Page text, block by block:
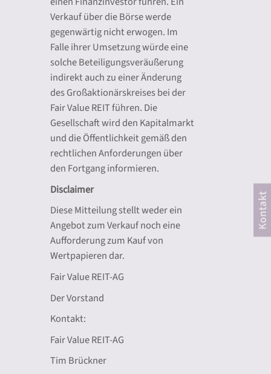
Verkauf über die Börse werde
gegenwärtig nicht erwogen. Im
Falle ihrer Umsetzung würde eine
solche Beteiligungsveräußerung
indirekt auch zu einer Änderung
des Großaktionärskreises bei der
Fair Value REIT führen. Die
Gesellschaftwird den Kapitalmarkt
und die Öffentlichkeit gemäß den
rechtlichen Anforderungen über
den Fortgang informieren.
Disclaimer
Diese Mitteilung stellt weder ein
Angebot zum Verkauf noch eine
Aufforderung zum Kauf von
Wertpapieren dar.
Fair Value REIT-AG
Der Vorstand
Kontakt:
Fair Value REIT-AG
Tim Brückner